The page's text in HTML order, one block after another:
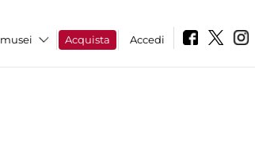
Acquista Accedi